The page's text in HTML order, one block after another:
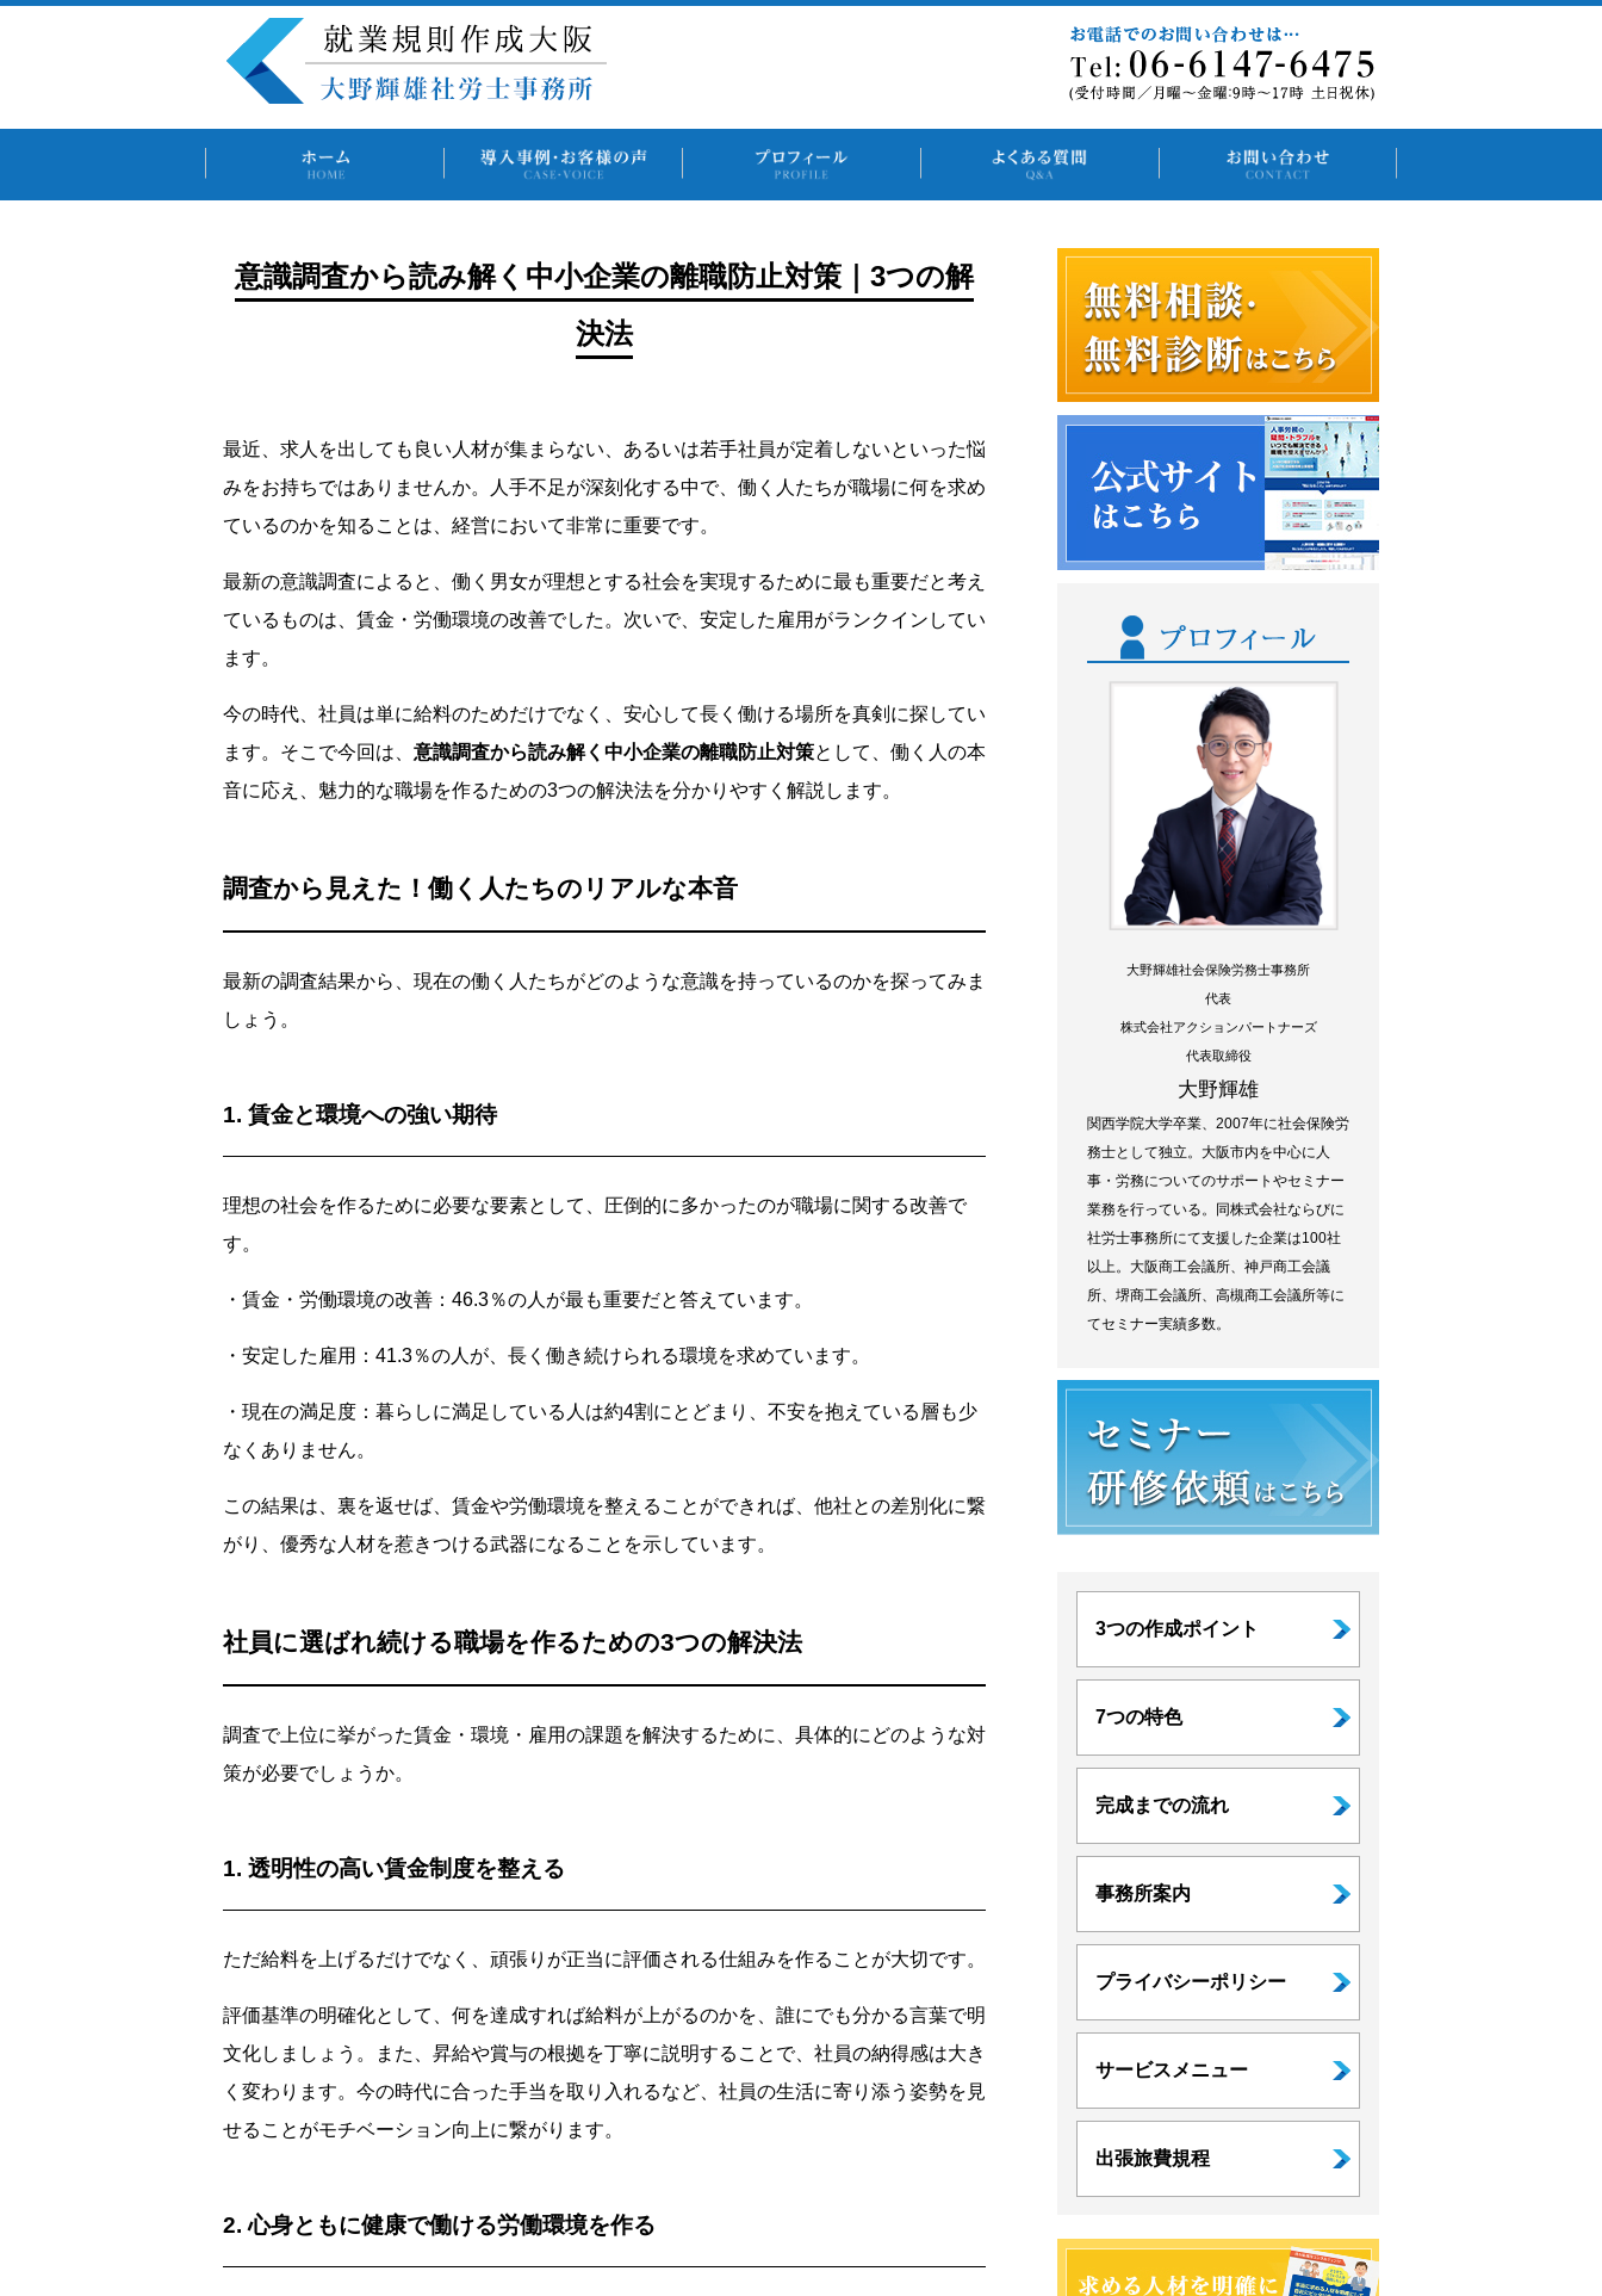
意識調査から読み解く中小企業の離職防止対策｜3つの解
決法
最近、求人を出しても良い人材が集まらない、あるいは若手社員が定着しないといった悩
みをお持ちではありませんか。人手不足が深刻化する中で、働く人たちが職場に何を求め
ているのかを知ることは、経営において非常に重要です。
最新の意識調査によると、働く男女が理想とする社会を実現するために最も重要だと考え
ているものは、賃金・労働環境の改善でした。次いで、安定した雇用がランクインしてい
ます。
今の時代、社員は単に給料のためだけでなく、安心して長く働ける場所を真剣に探してい
ます。そこで今回は、 意識調査から読み解く中小企業の離職防止対策として、働く人の本
音に応え、魅力的な職場を作るための3つの解決法を分かりやすく解説します。
調査から見えた！働く人たちのリアルな本音
最新の調査結果から、現在の働く人たちがどのような意識を持っているのかを探ってみま
しょう。
1. 賃金と環境への強い期待
理想の社会を作るために必要な要素として、圧倒的に多かったのが職場に関する改善で
す。
・賃金・労働環境の改善：46.3％の人が最も重要だと答えています。
・安定した雇用：41.3％の人が、長く働き続けられる環境を求めています。
・現在の満足度：暮らしに満足している人は約4割にとどまり、不安を抱えている層も少
なくありません。
この結果は、裏を返せば、賃金や労働環境を整えることができれば、他社との差別化に繋
がり、優秀な人材を惹きつける武器になることを示しています。
社員に選ばれ続ける職場を作るための3つの解決法
調査で上位に挙がった賃金・環境・雇用の課題を解決するために、具体的にどのような対
策が必要でしょうか。
1. 透明性の高い賃金制度を整える
ただ給料を上げるだけでなく、頑張りが正当に評価される仕組みを作ることが大切です。
評価基準の明確化として、何を達成すれば給料が上がるのかを、誰にでも分かる言葉で明
文化しましょう。また、昇給や賞与の根拠を丁寧に説明することで、社員の納得感は大き
く変わります。今の時代に合った手当を取り入れるなど、社員の生活に寄り添う姿勢を見
せることがモチベーション向上に繋がります。
2. 心身ともに健康で働ける労働環境を作る
大野輝雄社会保険労務士事務所
代表
株式会社アクションパートナーズ
代表取締役
大野輝雄
関西学院大学卒業、2007年に社会保険労
務士として独立。大阪市内を中心に人
事・労務についてのサポートやセミナー
業務を行っている。同株式会社ならびに
社労士事務所にて支援した企業は100社
以上。大阪商工会議所、神戸商工会議
所、堺商工会議所、高槻商工会議所等に
てセミナー実績多数。
3つの作成ポイント
7つの特色
完成までの流れ
事務所案内
プライバシーポリシー
サービスメニュー
出張旅費規程